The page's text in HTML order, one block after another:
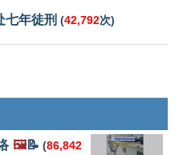
七年徒刑 (42,792次)
🖼️📝 (86,842